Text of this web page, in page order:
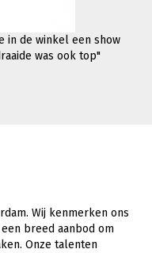
in de winkel een show
was ook top"
Wij kenmerken ons
breed aanbod om
Onze talenten